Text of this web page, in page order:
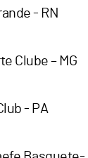
- RN
Clube – MG
- PA